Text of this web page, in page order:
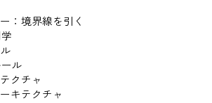
：境界線を引く
ル
クチャ
キテクチャ